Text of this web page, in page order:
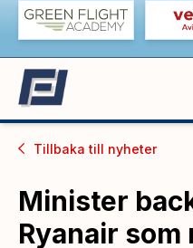
Tillbaka till nyheter
Minister
Ryanair